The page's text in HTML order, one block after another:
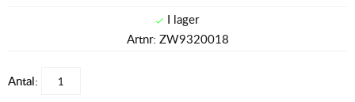
Artnr: ZW9320018
Antal: